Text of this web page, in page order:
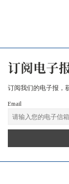
订阅电子
订阅我们的电子报，
Email